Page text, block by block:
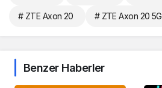
# ZTE Axon 20 # ZTE Axon 20 5G
Benzer Haberler